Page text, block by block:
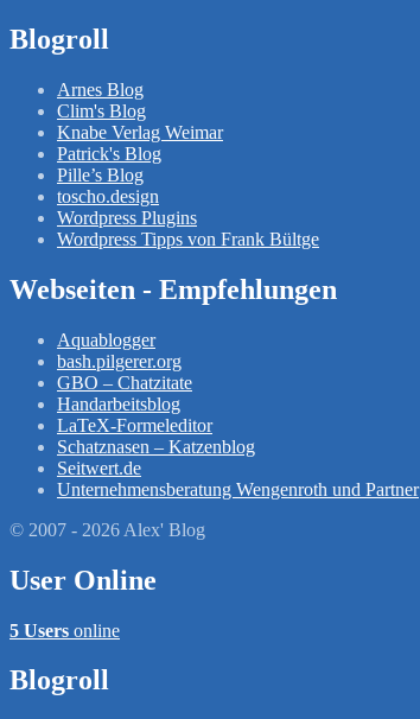
Blogroll
Arnes Blog
Clim's Blog
Knabe Verlag Weimar
Patrick's Blog
Pille’s Blog
toscho.design
Wordpress Plugins
Wordpress Tipps von Frank Bültge
Webseiten - Empfehlungen
Aquablogger
bash.pilgerer.org
GBO – Chatzitate
Handarbeitsblog
LaTeX-Formeleditor
Schatznasen – Katzenblog
Seitwert.de
Unternehmensberatung Wengenroth und Partner
© 2007 - 2026 Alex' Blog
User Online
5 Users online
Blogroll